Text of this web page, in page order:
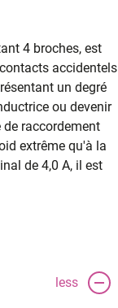
4 broches, est
accidentels
un degré
ou devenir
de raccordement
extrême qu'à la
de 4,0 A, il est
less